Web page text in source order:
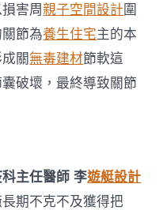
害周親子空間設計圍
節為養生住宅主的本
關無毒建材節軟這
破壞，最終導致關節
主任醫師 李遊艇設計
期不克不及獲得把